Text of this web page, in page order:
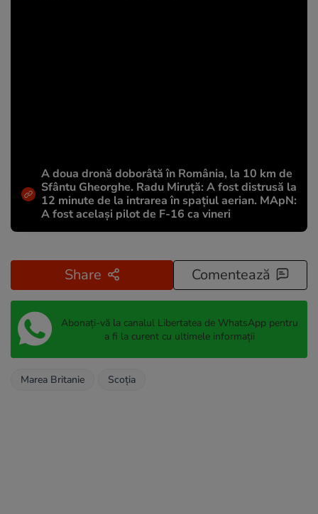
A doua dronă doborâtă în România, la 10 km de
Sfântu Gheorghe. Radu Miruță: A fost distrusă la
12 minute de la intrarea în spațiul aerian. MApN:
A fost același pilot de F-16 ca vineri
Share Comentează
Abonați-vă la canalul Libertatea de WhatsApp pentru
a fi la curent cu ultimele informații
Marea Britanie Scoția